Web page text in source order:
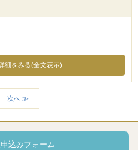
細をみる(全文表示)
次へ ≫
込みフォーム